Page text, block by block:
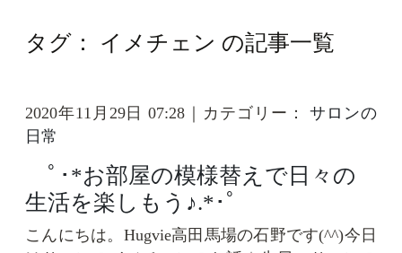
タグ： イメチェン の記事一覧
2020年11月29日 07:28｜カテゴリー：サロンの
日常
ﾟ･*お部屋の模様替えで日々の
生活を楽しもう♪.*･ﾟ
こんにちは。Hugvie高田馬場の石野です(^^)今日